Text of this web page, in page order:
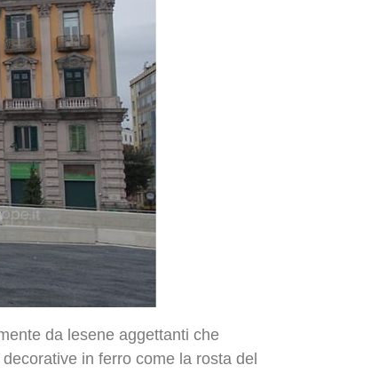
da lesene aggettanti che
in ferro come la rosta del